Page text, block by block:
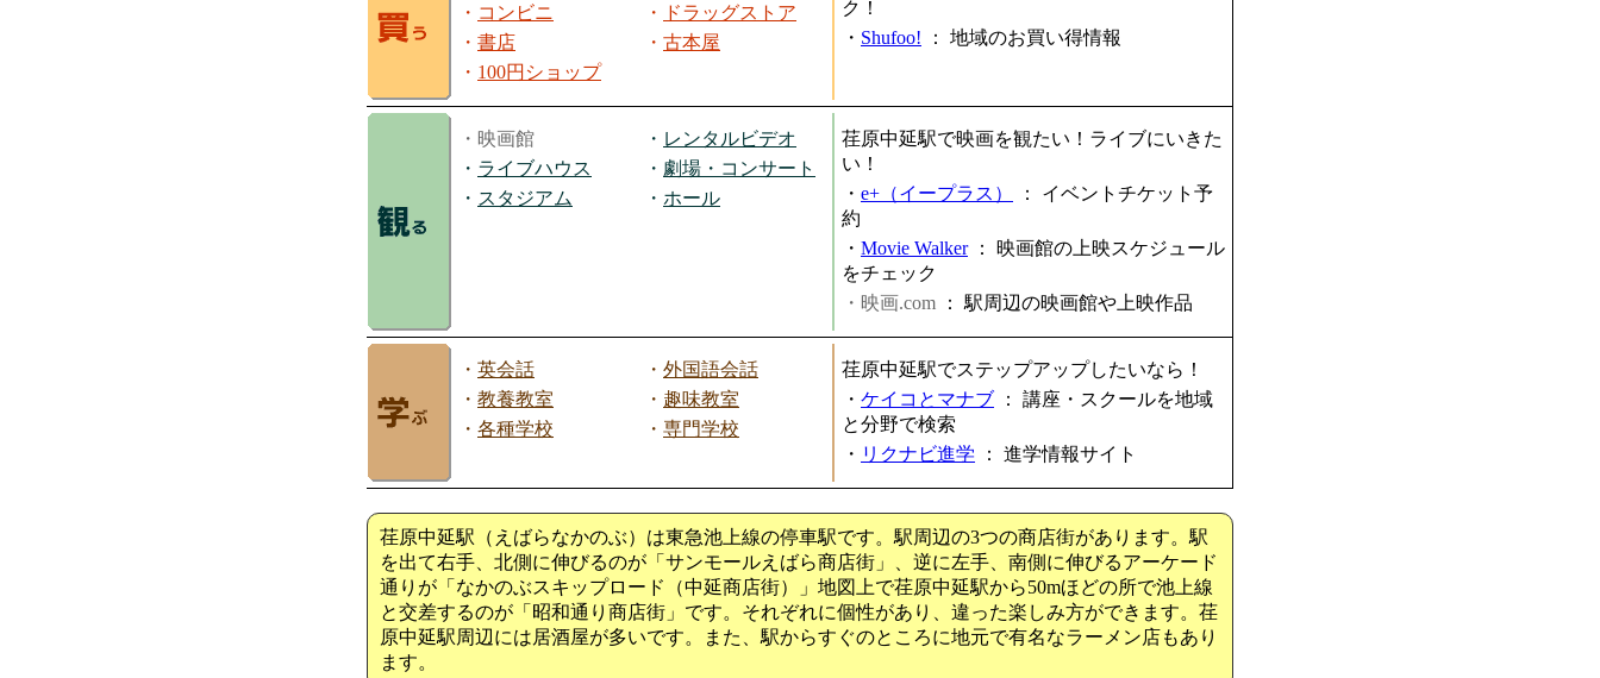
・ コンビニ ・
ドラッグストア
・ 書店 ・ 古本屋
・ 100円ショップ
ク！
・ Shufoo! ： 地域のお買い得情報
・映画館 ・ レンタルビデオ
・ ライブハウス ・ 劇場・コンサート
・ スタジアム ・ ホール
荏原中延駅で映画を観たい！ライブにいきた
い！
・ e+（イープラス） ： イベントチケット予
約
・ Movie Walker： 映画館の上映スケジュール
をチェック
・映画.com ： 駅周辺の映画館や上映作品
・ 英会話 ・ 外国語会話
・ 教養教室 ・ 趣味教室
・ 各種学校 ・ 専門学校
荏原中延駅でステップアップしたいなら！
・ ケイコとマナブ ： 講座・スクールを地域
と分野で検索
・ リクナビ進学 ： 進学情報サイト
荏原中延駅（えばらなかのぶ）は東急池上線の停車駅です。駅周辺の3つの商店街があります。駅
を出て右手、北側に伸びるのが「サンモールえばら商店街」、逆に左手、南側に伸びるアーケード
通りが「なかのぶスキップロード（中延商店街）」地図上で荏原中延駅から50mほどの所で池上線
と交差するのが「昭和通り商店街」です。それぞれに個性があり、違った楽しみ方ができます。荏
原中延駅周辺には居酒屋が多いです。また、駅からすぐのところに地元で有名なラーメン店もあり
ます。